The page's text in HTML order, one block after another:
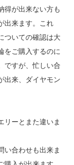
得が出来ない方も
出来ます。これ
ついての確認は大
をご購入するのに
ですが、忙しい合
出来、ダイヤモン
リーとまた違いま
い合わせも出来ま